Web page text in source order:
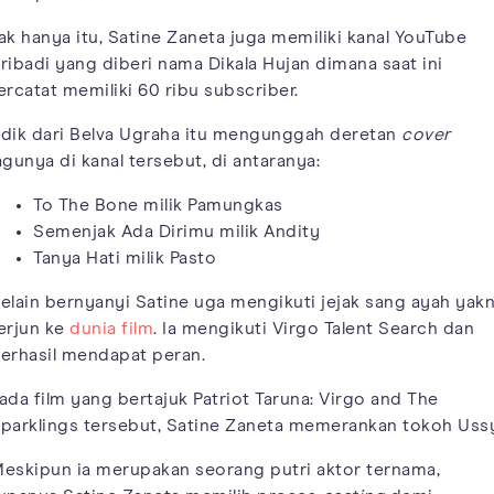
hanya itu, Satine Zaneta juga memiliki kanal YouTube
yang diberi nama Dikala Hujan dimana saat ini
memiliki 60 ribu subscriber.
dari Belva Ugraha itu mengunggah deretan cover
di kanal tersebut, di antaranya:
To The Bone milik Pamungkas
Semenjak Ada Dirimu milik Andity
Tanya Hati milik Pasto
bernyanyi Satine uga mengikuti jejak sang ayah
ke dunia film. Ia mengikuti Virgo Talent Search dan
mendapat peran.
film yang bertajuk Patriot Taruna: Virgo and The
tersebut, Satine Zaneta memerankan tokoh
ia merupakan seorang putri aktor ternama,